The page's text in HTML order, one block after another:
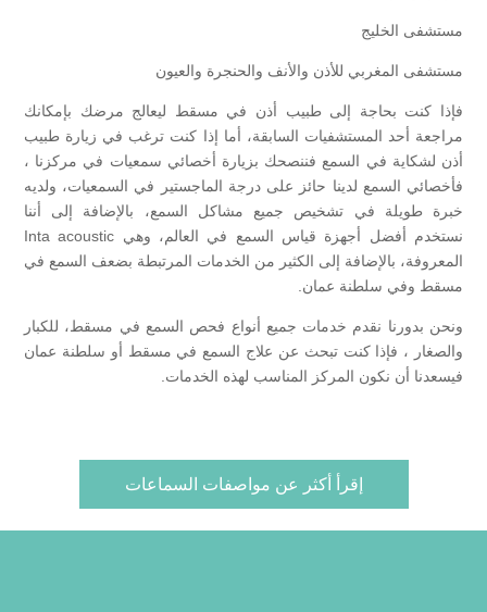
مستشفى الخليج
مستشفى المغربي للأذن والأنف والحنجرة والعيون
فإذا كنت بحاجة إلى طبيب أذن في مسقط ليعالج مرضك بإمكانك
مراجعة أحد المستشفيات السابقة، أما إذا كنت ترغب في زيارة طبيب
أذن لشكاية في السمع فننصحك بزيارة أخصائي سمعيات في مركزنا ،
فأخصائي السمع لدينا حائز على درجة الماجستير في السمعيات، ولديه
خبرة طويلة في تشخيص جميع مشاكل السمع، بالإضافة إلى أننا
نستخدم أفضل أجهزة قياس السمع في العالم، وهي Inta acoustic
المعروفة، بالإضافة إلى الكثير من الخدمات المرتبطة بضعف السمع في
مسقط وفي سلطنة عمان.
ونحن بدورنا نقدم خدمات جميع أنواع فحص السمع في مسقط، للكبار
والصغار ، فإذا كنت تبحث عن علاج السمع في مسقط أو سلطنة عمان
فيسعدنا أن نكون المركز المناسب لهذه الخدمات.
إقرأ أكثر عن مواصفات السماعات